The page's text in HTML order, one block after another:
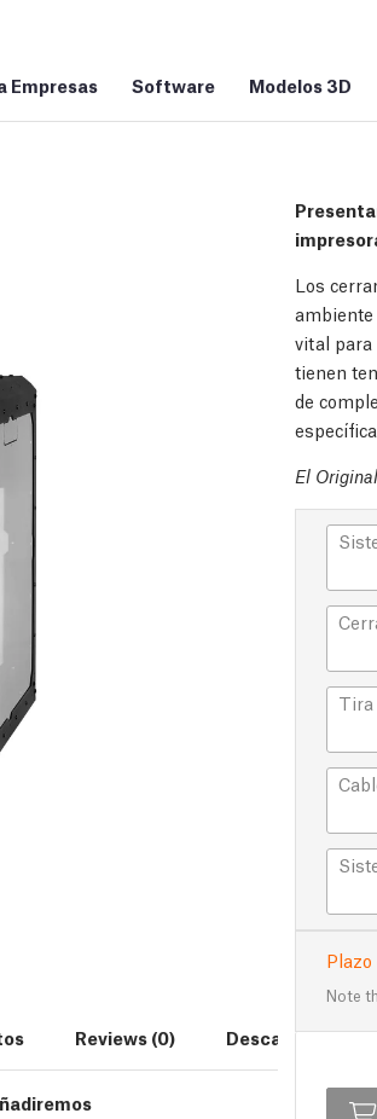
Empresas Software Modelos 3D
Los
vital para
tienen
de
El
Tira
Note
Reviews (0) Descargas (5)